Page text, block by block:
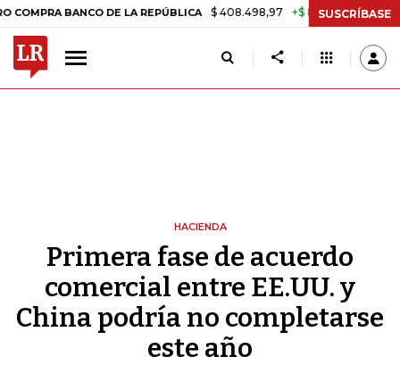
BANCO DE LA REPÚBLICA $ 408.498,97 +$ 8.753,81 +2,19%
SUSCRÍBASE
HACIENDA
Primera fase de acuerdo
comercial entre EE.UU. y
China podría no completarse
este año